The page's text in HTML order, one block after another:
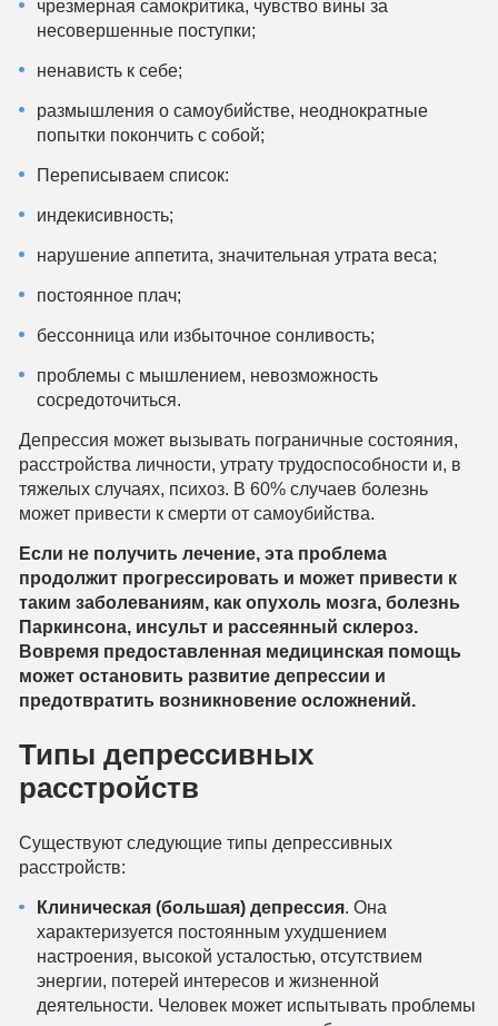
чрезмерная самокритика, чувство вины за
несовершенные поступки;
ненависть к себе;
размышления о самоубийстве, неоднократные
попытки покончить с собой;
Переписываем список:
индекисивность;
нарушение аппетита, значительная утрата веса;
постоянное плач;
бессонница или избыточное сонливость;
проблемы с мышлением, невозможность
сосредоточиться.
Депрессия может вызывать пограничные состояния,
расстройства личности, утрату трудоспособности и, в
тяжелых случаях, психоз. В 60% случаев болезнь
может привести к смерти от самоубийства.
Если не получить лечение, эта проблема
продолжит прогрессировать и может привести к
таким заболеваниям, как опухоль мозга, болезнь
Паркинсона, инсульт и рассеянный склероз.
Вовремя предоставленная медицинская помощь
может остановить развитие депрессии и
предотвратить возникновение осложнений.
Типы депрессивных
расстройств
Существуют следующие типы депрессивных
расстройств:
Клиническая (большая) депрессия. Она
характеризуется постоянным ухудшением
настроения, высокой усталостью, отсутствием
энергии, потерей интересов и жизненной
деятельности. Человек может испытывать проблемы